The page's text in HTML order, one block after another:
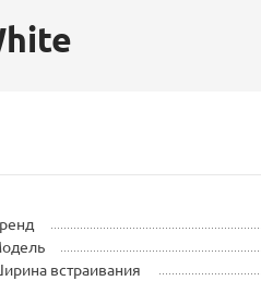
встраивания